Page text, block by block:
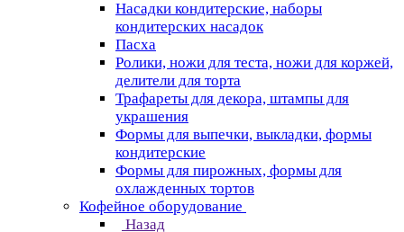
Насадки кондитерские, наборы
кондитерских насадок
Пасха
Ролики, ножи для теста, ножи для коржей,
делители для торта
Трафареты для декора, штампы для
украшения
Формы для выпечки, выкладки, формы
кондитерские
Формы для пирожных, формы для
охлажденных тортов
Кофейное оборудование
Назад